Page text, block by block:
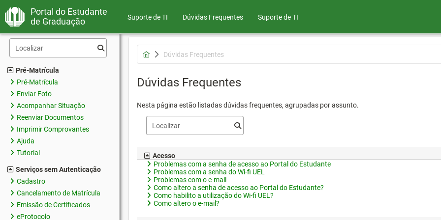
Portal do Estudante
de Graduação
Suporte de TI Dúvidas Frequentes Suporte de TI
Pré-Matrícula
Pré-Matrícula
Enviar Foto
Acompanhar Situação
Reenviar Documentos
Imprimir Comprovantes
Ajuda
Tutorial
Serviços sem Autenticação
Cadastro
Cancelamento de Matrícula
Emissão de Certificados
eProtocolo
Dúvidas Frequentes
Dúvidas Frequentes
Nesta página estão listadas dúvidas frequentes, agrupadas por assunto.
Acesso
Problemas com a senha de acesso ao Portal do Estudante
Problemas com a senha do Wi-fi UEL
Problemas com o e-mail
Como altero a senha de acesso ao Portal do Estudante?
Como habilito a utilização do Wi-fi UEL?
Como altero o e-mail?